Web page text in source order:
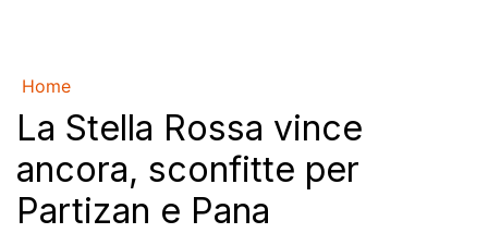
Home
La Stella Rossa vince
ancora, sconfitte per
Partizan e Pana